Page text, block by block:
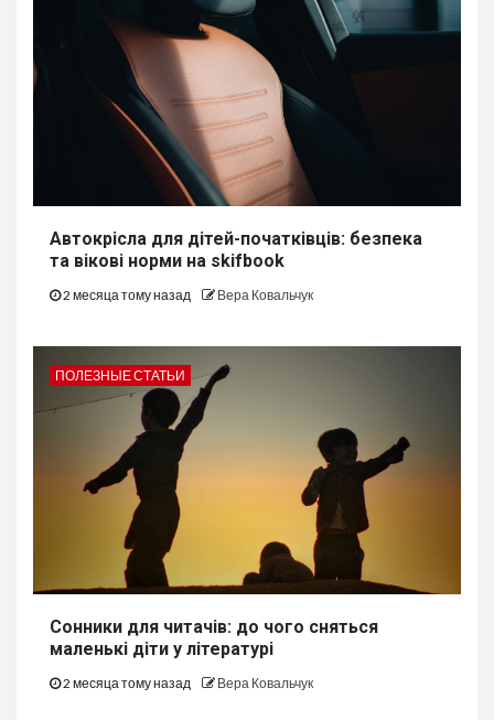
Автокрісла для дітей-початківців: безпека
та вікові норми на skifbook
2 месяца тому назад Вера Ковальчук
ПОЛЕЗНЫЕ СТАТЬИ
Сонники для читачів: до чого сняться
маленькі діти у літературі
2 месяца тому назад Вера Ковальчук